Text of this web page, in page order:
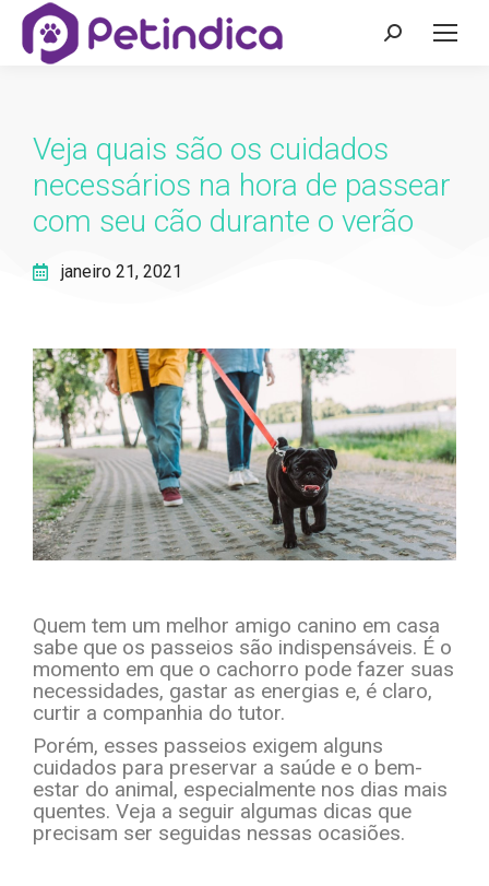
Veja quais são os cuidados
necessários na hora de passear
com seu cão durante o verão
janeiro 21, 2021
Quem tem um melhor amigo canino em casa
sabe que os passeios são indispensáveis. É o
momento em que o cachorro pode fazer suas
necessidades, gastar as energias e, é claro,
curtir a companhia do tutor.
Porém, esses passeios exigem alguns
cuidados para preservar a saúde e o bem-
estar do animal, especialmente nos dias mais
quentes. Veja a seguir algumas dicas que
precisam ser seguidas nessas ocasiões.